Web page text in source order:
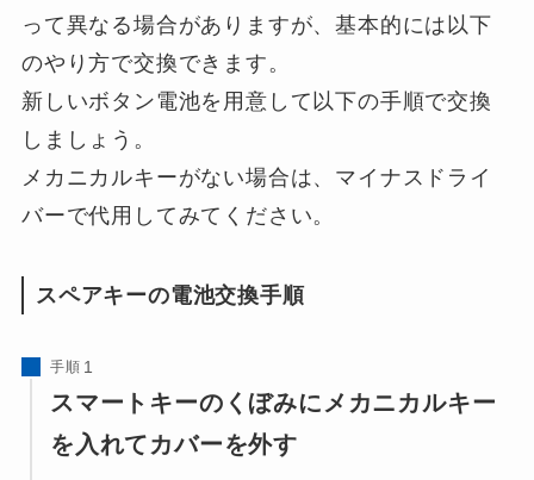
って異なる場合がありますが、基本的には以下
のやり方で交換できます。
新しいボタン電池を用意して以下の手順で交換
しましょう。
メカニカルキーがない場合は、マイナスドライ
バーで代用してみてください。
スペアキーの電池交換手順
手順
スマートキーのくぼみにメカニカルキー
を入れてカバーを外す